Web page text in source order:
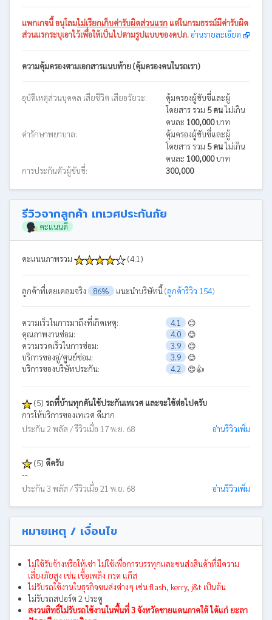
แพกเกจนี้อนุโลมไม่เรียกเก็บค่ารับผิดส่วนแรก แต่ในกรมธรรม์มีค่ารับผิด
ส่วนแรกระบุเอาไว้เพื่อให้เป็นไปตามรูปแบบของคปภ.อ่านรายละเอียด
ความคุ้มครองตามเอกสารแนบท้าย (คุ้มครองคนในรถเรา)
อุบัติเหตุส่วนบุคคล เสียชีวิต เสียอวัยวะ:
คุ้มครองผู้ขับขี่และผู้
โดยสาร รวม 5 คนไม่เกิน
คนละ 100,000บาท
ค่ารักษาพยาบาล:
คุ้มครองผู้ขับขี่และผู้
โดยสาร รวม 5 คนไม่เกิน
คนละ 100,000บาท
การประกันตัวผู้ขับขี่:
300,000
รีวิวจากลูกค้า เทเวศประกันภัย
คะแนนดี
คะแนนภาพรวม (4.1)
ลูกค้าที่เคยเคลมจริง 86% แนะนำบริษัทนี้(ลูกค้ารีวิว 154)
ความเร็วในการมาถึงที่เกิดเหตุ: 4.1
😊
คุณภาพงานซ่อม:
4.0 😊
ความรวดเร็วในการซ่อม:
3.9 😊
บริการของอู่/ศูนย์ซ่อม:
3.9 😊
บริการของบริษัทประกัน:
4.2 😍👍
(5) รถที่บ้านทุกคันใช้ประกันเทเวศ และจะใช้ต่อไปครับ
การให้บริการของเทเวศ ดีมาก
ประกัน 2 พลัส / รีวิวเมื่อ 17 พ.ย. 68
อ่านรีวิวเพิ่ม
(5) ดีครับ
--
ประกัน 3 พลัส / รีวิวเมื่อ 21 พ.ย. 68
อ่านรีวิวเพิ่ม
หมายเหตุ / เงื่อนไข
ไม่ใช้รับจ้างหรือให้เช่า ไม่ใช้เพื่อการบรรทุกและขนส่งสินค้าที่มีความ
เสี่ยงภัยสูง เช่น เชื้อเพลิง กรด แก๊ส
ไม่รับรถใช้งานในธุรกิจขนส่งต่างๆ เช่น flash, kerry, j&t เป็นต้น
ไม่รับรถสปอร์ต 2 ประตู
สงวนสิทธิ์ไม่รับรถใช้งานในพื้นที่ 3 จังหวัดชายแดนภาคใต้ ได้แก่ ยะลา